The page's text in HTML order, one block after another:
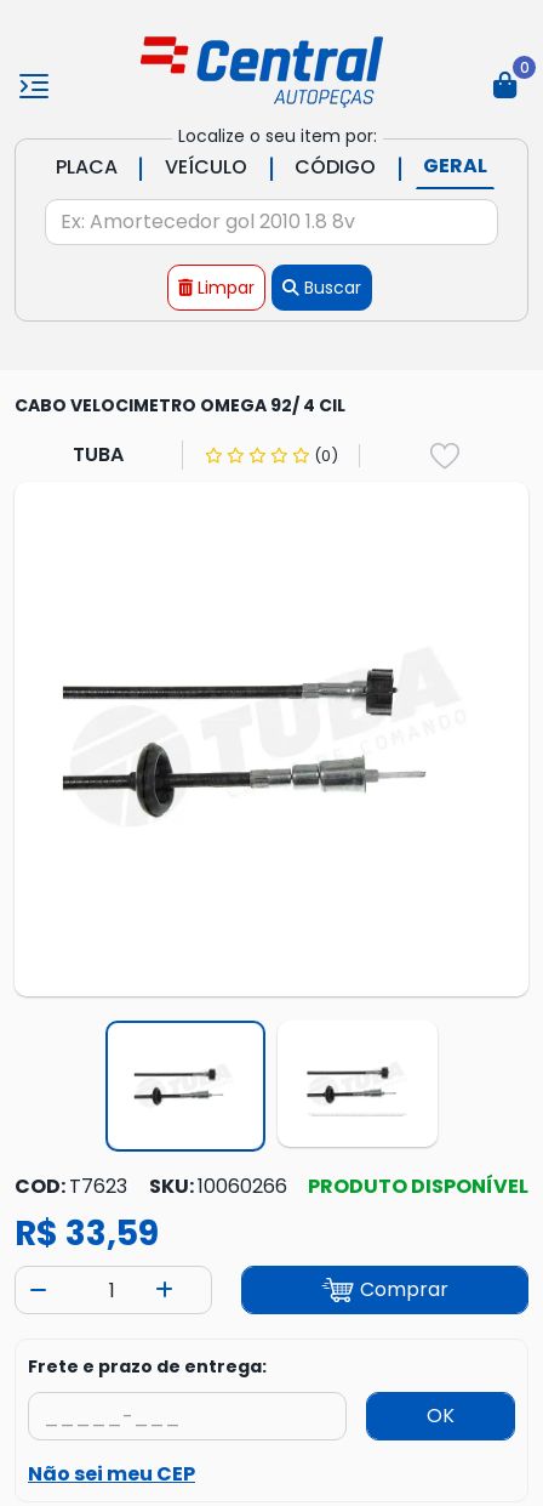
Localize o seu item por:
PLACA | VEÍCULO | CÓDIGO | GERAL
Limpar Buscar
0
CABO VELOCIMETRO OMEGA 92/ 4 CIL
TUBA (0)
COD:T7623 SKU:10060266 PRODUTO DISPONÍVEL
R$ 33,59
Comprar
Frete e prazo de entrega:
OK
Não sei meu CEP